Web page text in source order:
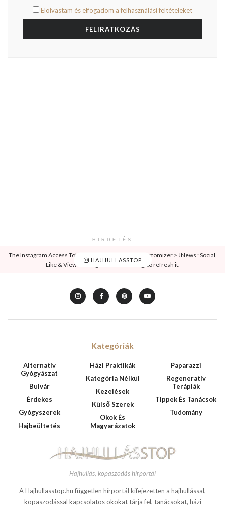
Elolvastam és elfogadom a felhasználási feltételeket
HIRDETÉS
HAJHULLASSTOP
The Instagram Access Token is expired, Go to the Customizer > JNews : Social,
Like & View > Instagram Feed Setting, to refresh it.
Kategóriák
Alternatív
Gyógyászat
Bulvár
Érdekes
Gyógyszerek
Hajbeültetés
Házi Praktikák
Kategória Nélkül
Kezelések
Külső Szerek
Okok És
Magyarázatok
Paparazzi
Regeneratív
Terápiák
Tippek És Tanácsok
Tudomány
Hajhullás, kopaszodás hírportál
A Hajhullasstop.hu független hírportál kifejezetten a hajhullással,
kopaszodással kapcsolatos okokat tárja fel, tanácsokat, házi